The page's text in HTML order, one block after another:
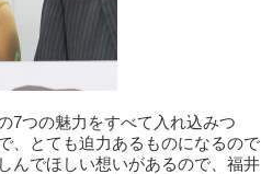
7つの魅力をすべて入れ込みつ
、とても迫力あるものになるので
んでほしい想いがあるので、福井